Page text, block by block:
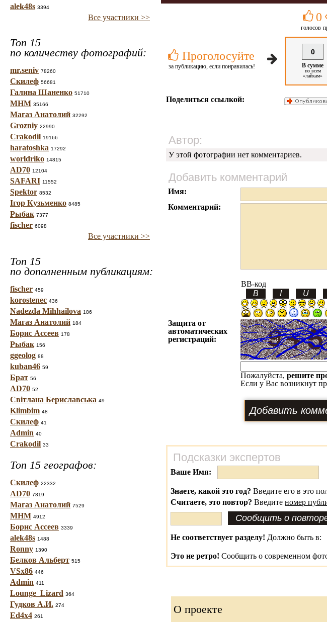
alek48s 3394
Все участники >>
Топ 15
по количеству фотографий:
mr.seniv 78260
Скилеф 56681
Галина Шаненко 51710
МНМ 35166
Магаз Анатолий 32292
Grozniy 22990
Crakodil 19166
haratoshka 17292
worldriko 14815
AD70 12104
SAFARI 11552
Spektor 8532
Ігор Кузьменко 8485
Рыбак 7377
fischer 6098
Все участники >>
Топ 15
по дополненным публикациям:
fischer 459
korostenec 436
Nadezda Mihhailova 186
Магаз Анатолий 184
Борис Ассеев 178
Рыбак 156
ggeolog 88
kuban46 59
Брат 56
AD70 52
Світлана Бериславська 49
Klimbim 48
Скилеф 41
Admin 40
Crakodil 33
Топ 15 географов:
Скилеф 22332
AD70 7819
Магаз Анатолий 7529
МНМ 4912
Борис Ассеев 3339
alek48s 1488
Ronny 1390
Белков Альберт 515
VSx86 446
Admin 411
Lounge_Lizard 364
Гудков А.И. 274
Ed4x4 261
Проголосуйте
за публикацию, если понравилась!
0
голосов
0
В сумме
по всем
«лайкам»
Поделиться ссылкой:
Автор:
У этой фотографии нет комментариев.
Добавить комментарий
Имя:
Комментарий:
BB-код
Защита от
автоматических
регистраций:
Пожалуйста, решите
Если у Вас возникнут
Подсказки экспертов
Ваше Имя:
Знаете, какой это год? Введите его в это
Считаете, это повтор? Введите номер
Не соответствует разделу! Должно быть в:
Это не ретро! Сообщить о современном
О проекте